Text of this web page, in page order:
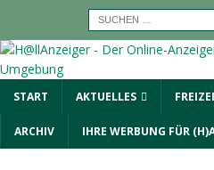
START AKTUELLES
ARCHIV IHRE WERBUNG FÜR